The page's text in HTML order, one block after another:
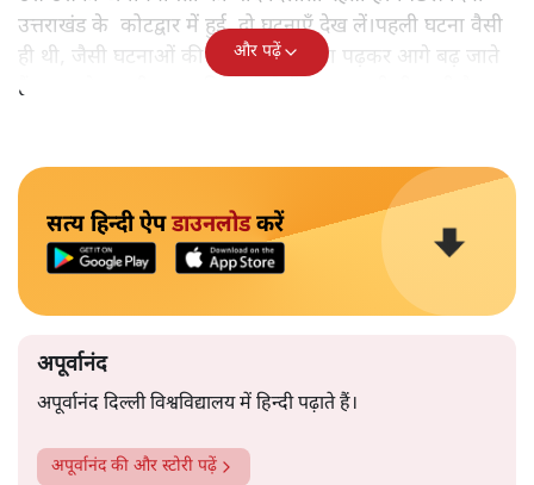
बारे में चिंता होनी चाहिए।समूह में जब मामूली इंसानियत की
पहचान घट जाती है, वीरता की ज़रूरत महसूस होने लगती है।एक
अकेले वीर को पूरा कायर समाज घेरकर मार डालता है क्योंकि वह
उसे उसकी अमानवीयता की याद दिलाता रहता है। पिछले दिनों
उत्तराखंड के कोटद्वार में हुई दो घटनाएँ देख लें।पहली घटना वैसी
हैं।भारत के तक़रीबन हर हिस्से से ऐसी खबर आती ही रहती है।